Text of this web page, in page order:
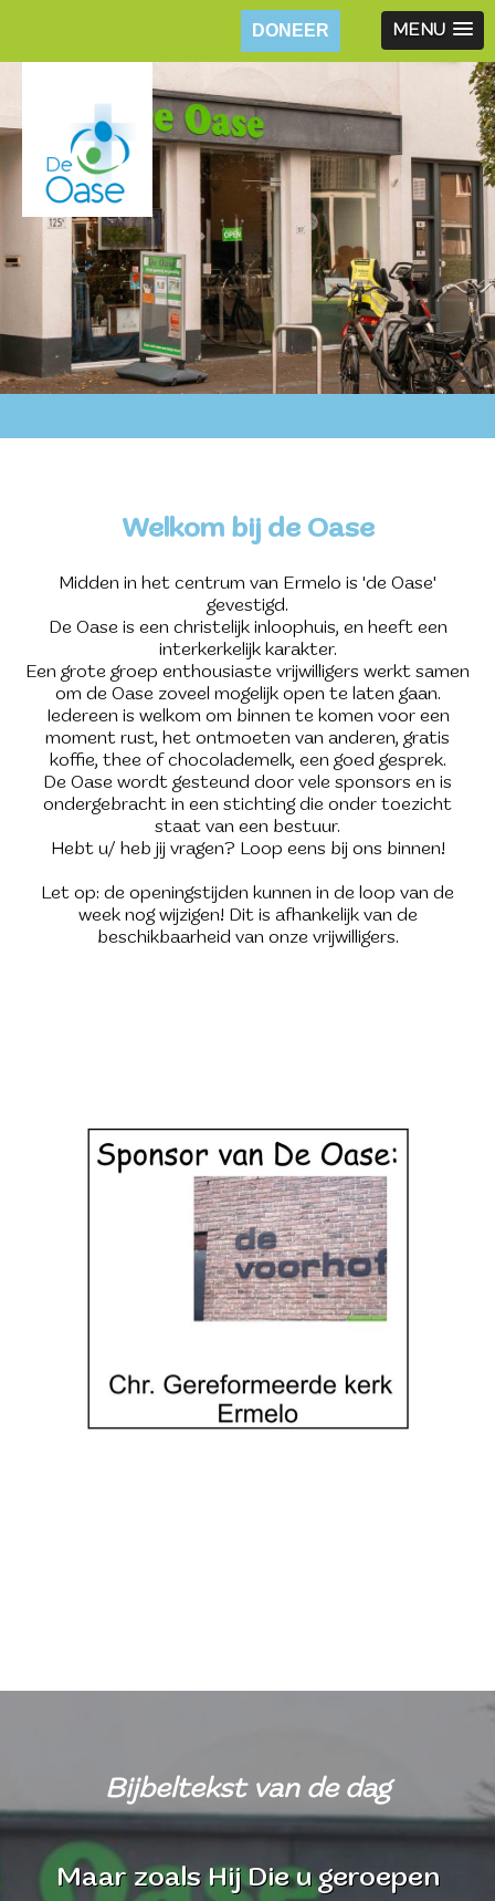
MENU
DONEER
Welkom bij de Oase
Midden in het centrum van Ermelo is 'de Oase'
gevestigd.
De Oase is een christelijk inloophuis, en heeft een
interkerkelijk karakter.
Een grote groep enthousiaste vrijwilligers werkt samen
om de Oase zoveel mogelijk open te laten gaan.
Iedereen is welkom om binnen te komen voor een
moment rust, het ontmoeten van anderen, gratis
koffie, thee of chocolademelk, een goed gesprek.
De Oase wordt gesteund door vele sponsors en is
ondergebracht in een stichting die onder toezicht
staat van een bestuur.
Hebt u/ heb jij vragen? Loop eens bij ons binnen!
Let op: de openingstijden kunnen in de loop van de
week nog wijzigen! Dit is afhankelijk van de
beschikbaarheid van onze vrijwilligers.
Bijbeltekst van de dag
Maar zoals Hij Die u geroepen